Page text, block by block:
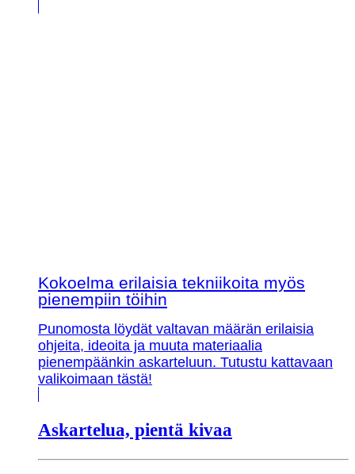
Kokoelma erilaisia tekniikoita myös
pienempiin töihin
Punomosta löydät valtavan määrän erilaisia
ohjeita, ideoita ja muuta materiaalia
pienempäänkin askarteluun. Tutustu kattavaan
valikoimaan tästä!
Askartelua, pientä kivaa